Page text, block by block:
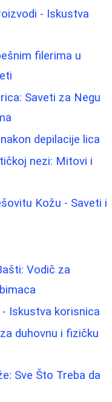
- Iskustva
filerima u
Saveti za Negu
depilacije lica
nezi: Mitovi i
Kožu - Saveti i
Vodič za
Iskustva korisnica
duhovnu i fizičku
Sve Što Treba da